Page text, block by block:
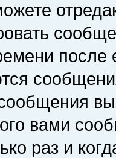
вами
раз и